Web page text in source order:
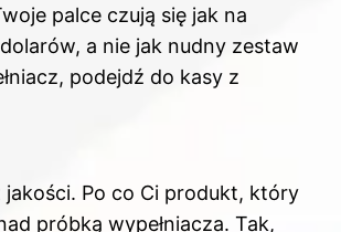
palce czują się jak na
a nie jak nudny zestaw
podejdź do kasy z
Po co Ci produkt, który
próbką wypełniacza. Tak,